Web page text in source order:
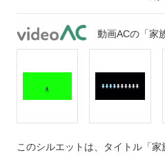
動画ACの「家
このシルエットは、タイトル「